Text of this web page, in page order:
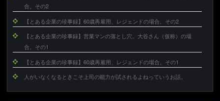
合。その2
【とある企業の珍事録】60歳再雇用、レジェンドの場合。その2
【とある企業の珍事録】営業マンの落とし穴。大谷さん（仮称）の場
合。その1
【とある企業の珍事録】60歳再雇用、レジェンドの場合。その1
人がいなくなるときこそ上司の能力が試されるよねっていうお話。